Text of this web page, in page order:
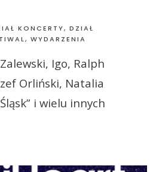
KONCERTY, DZIAŁ
WYDARZENIA
Igo, Ralph
Orliński, Natalia
i wielu innych